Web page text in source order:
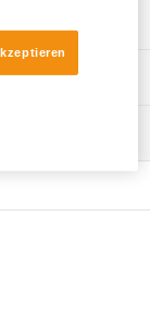
um einen
so dass
Seilen.
TRAXION-
NANO